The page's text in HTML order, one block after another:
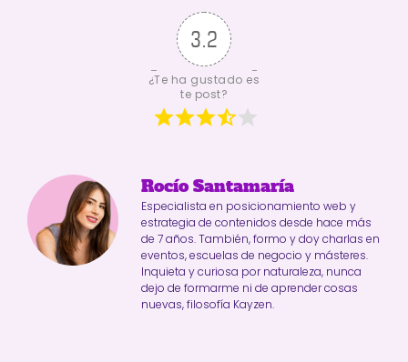
3.2
¿Te ha gustado es
te post?
Rocío Santamaría
Especialista en posicionamiento web y
estrategia de contenidos desde hace más
de 7 años. También, formo y doy charlas en
eventos, escuelas de negocio y másteres.
Inquieta y curiosa por naturaleza, nunca
dejo de formarme ni de aprender cosas
nuevas, filosofía Kayzen.